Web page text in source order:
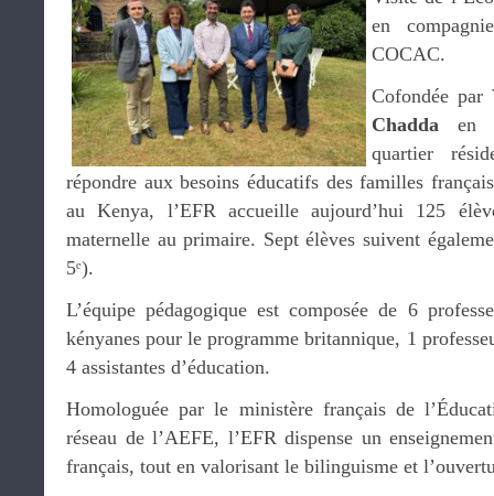
en
COCAC.
Cofondée par
Chadda en
quartier
répondre aux besoins éducatifs des familles
au Kenya, l’EFR accueille aujourd’hui 125
maternelle au primaire. Sept élèves suivent
5ᵉ).
L’équipe pédagogique est composée de 6
kényanes pour le programme britannique, 1
4 assistantes d’éducation.
Homologuée par le ministère français de
réseau de l’AEFE, l’EFR dispense un
français, tout en valorisant le bilinguisme et